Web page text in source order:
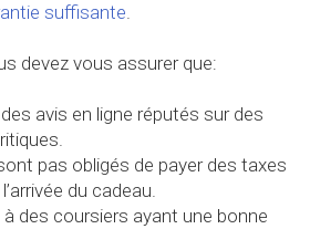
suffisante.
devez vous assurer que:
avis en ligne réputés sur des
pas obligés de payer des taxes
du cadeau.
à des coursiers ayant une bonne